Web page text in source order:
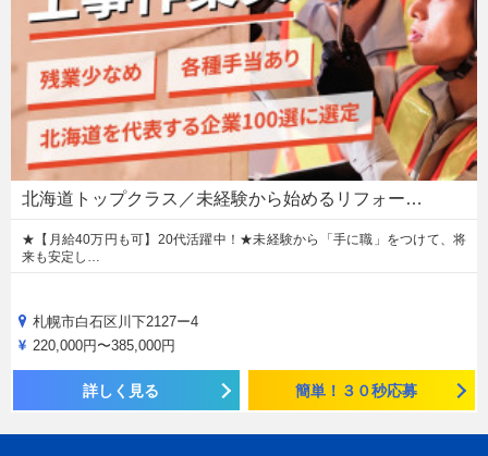
北海道トップクラス／未経験から始めるリフォー…
★【月給40万円も可】20代活躍中！★未経験から「手に職」をつけて、将
来も安定し…
札幌市白石区川下2127ー4
220,000円〜385,000円
詳しく見る 簡単！３０秒応募